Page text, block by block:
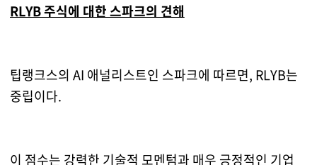
RLYB 주식에 대한 스파크의 견해
팁랭크스의 AI 애널리스트인 스파크에 따르면, RLYB는
중립이다.
이 점수는 강력한 기술적 모멘텀과 매우 긍정적인 기업